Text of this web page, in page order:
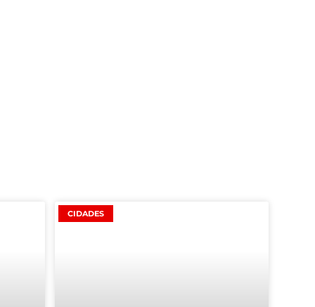
CIDADES